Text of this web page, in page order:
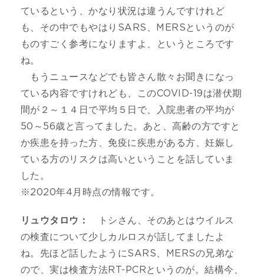
ているという、かなり状況は違うんですけれど
も、その中でもやはりSARS、MERSというのが
ものすごく参考になりますよ、というところです
ね。
もうニュースなどでも皆さん散々お聞きになっ
ている内容ですけれども、このCOVID-19は潜伏期
間が２～１４日で平均５日で、入院患者の平均が
50～56歳と言ってました。あと、高齢の方ですと
か疾患を持った方、免疫に疾患がある方、妊娠し
ている方のリスクは高いということを話していま
した。
※2020年4月時点の情報です。
リュウタロウ：
トシさん、そのあとはウイルス
の検査について少しカルロスが話してましたよ
ね。先ほど話したようにSARS、MERSの兄弟な
ので、実は検査方法RT-PCRというのが。結構今、